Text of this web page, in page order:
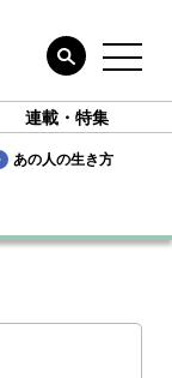
連載・特集
あの人の生き方